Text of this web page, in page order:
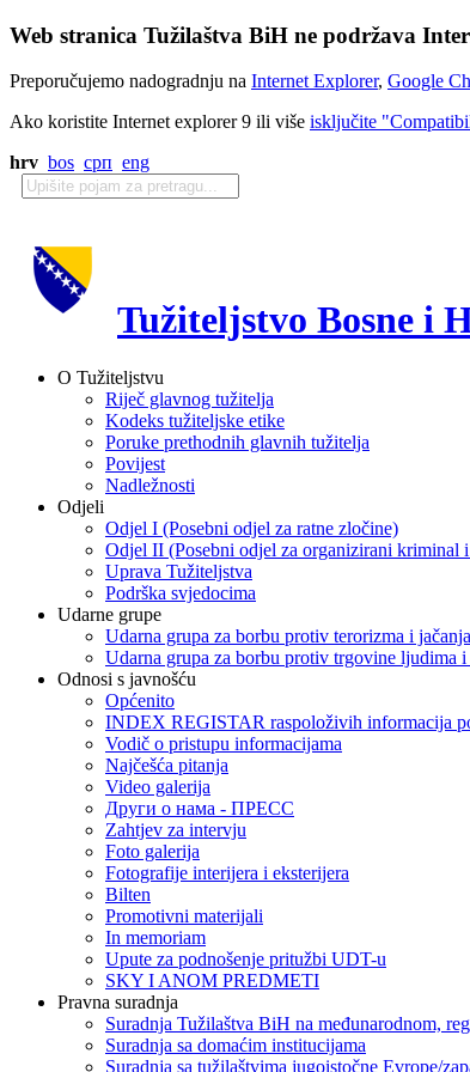
Web stranica Tužilaštva BiH ne podržava
Preporučujemo nadogradnju na Internet Explorer, Google
Ako koristite Internet explorer 9 ili više isključite
hrv bos срп eng
Tužiteljstvo Bosne i
O Tužiteljstvu
Riječ glavnog tužitelja
Kodeks tužiteljske etike
Poruke prethodnih glavnih tužitelja
Povijest
Nadležnosti
Odjeli
Odjel I (Posebni odjel za ratne zločine)
Odjel II (Posebni odjel za organizirani kriminal
Uprava Tužiteljstva
Podrška svjedocima
Udarne grupe
Udarna grupa za borbu protiv terorizma i
Udarna grupa za borbu protiv trgovine ljudima
Odnosi s javnošću
Općenito
INDEX REGISTAR raspoloživih informacija
Vodič o pristupu informacijama
Najčešća pitanja
Video galerija
Други о нама - ПРЕСC
Zahtjev za intervju
Foto galerija
Fotografije interijera i eksterijera
Bilten
Promotivni materijali
In memoriam
Upute za podnošenje pritužbi UDT-u
SKY I ANOM PREDMETI
Pravna suradnja
Suradnja Tužilaštva BiH na međunarodnom,
Suradnja sa domaćim institucijama
Suradnja sa tužilaštvima jugoistočne Evrope/